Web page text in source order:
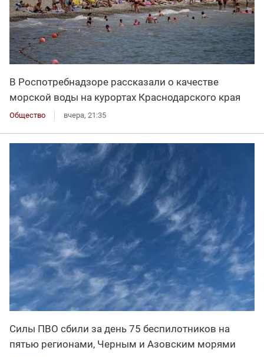
В Роспотребнадзоре рассказали о качестве
морской воды на курортах Краснодарского края
Общество вчера, 21:35
Силы ПВО сбили за день 75 беспилотников на
пятью регионами, Черным и Азовским морями